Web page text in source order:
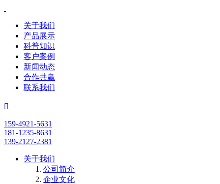
关于我们
产品展示
科普知识
客户案例
新闻动态
合作共赢
联系我们

159-4921-5631
181-1235-8631
139-2127-2381
关于我们
公司简介
企业文化